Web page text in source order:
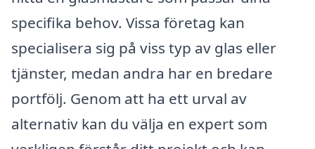
specifika behov. Vissa företag kan
specialisera sig på viss typ av glas eller
tjänster, medan andra har en bredare
portfölj. Genom att ha ett urval av
alternativ kan du välja en expert som